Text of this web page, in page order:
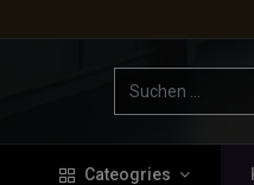
Cateogries